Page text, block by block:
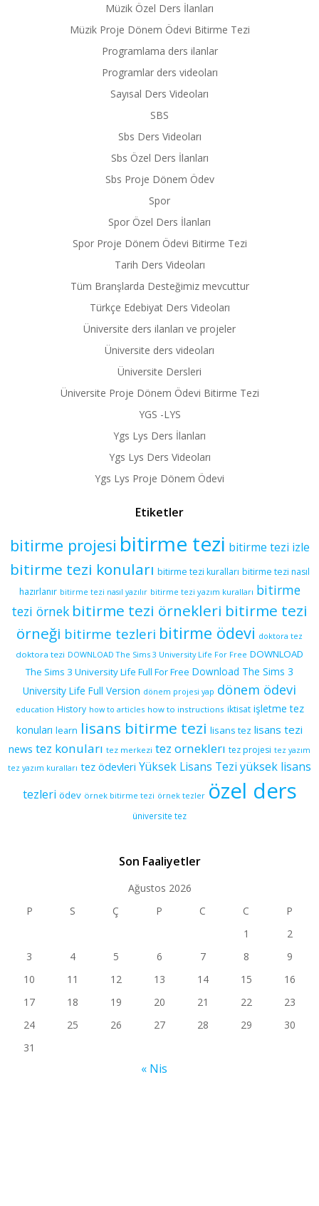
Müzik Özel Ders İlanları
Müzik Proje Dönem Ödevi Bitirme Tezi
Programlama ders ilanlar
Programlar ders videoları
Sayısal Ders Videoları
SBS
Sbs Ders Videoları
Sbs Özel Ders İlanları
Sbs Proje Dönem Ödev
Spor
Spor Özel Ders İlanları
Spor Proje Dönem Ödevi Bitirme Tezi
Tarih Ders Videoları
Tüm Branşlarda Desteğimiz mevcuttur
Türkçe Edebiyat Ders Videoları
Üniversite ders ilanları ve projeler
Üniversite ders videoları
Üniversite Dersleri
Üniversite Proje Dönem Ödevi Bitirme Tezi
YGS -LYS
Ygs Lys Ders İlanları
Ygs Lys Ders Videoları
Ygs Lys Proje Dönem Ödevi
Etiketler
bitirme projesi bitirme tezi bitirme tezi izle
bitirme tezi konuları bitirme tezi kuralları bitirme tezi nasıl
hazırlanır bitirme tezi nasıl yazılır bitirme tezi yazım kuralları bitirme
tezi örnek bitirme tezi örnekleri bitirme tezi
örneği bitirme tezleri bitirme ödevi doktora tez
doktora tezi DOWNLOAD The Sims 3 University Life For Free DOWNLOAD
The Sims 3 University Life Full For Free Download The Sims 3
University Life Full Version dönem projesi yap dönem ödevi
education History how to articles how to instructions iktisat işletme tez
konuları learn lisans bitirme tezi lisans tez lisans tezi
news tez konuları tez merkezi tez orneklerı tez projesi tez yazım
tez yazım kuralları tez ödevleri Yüksek Lisans Tezi yüksek lisans
tezleri ödev örnek bitirme tezi örnek tezler özel ders
üniversite tez
Son Faaliyetler
Ağustos 2026
P
S Ç P C C
P
1
2
3
4 5 6 7 8
9
10
11 12 13 14 15
16
17
18 19 20 21 22
23
24
25 26 27 28 29
30
31
« Nis